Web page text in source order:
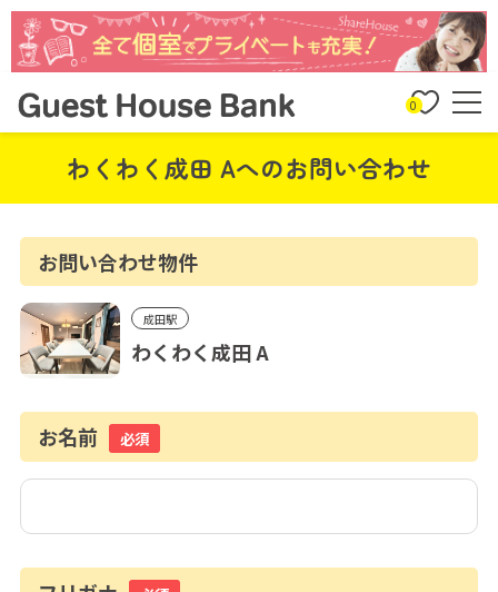
0
わくわく成田 Aへのお問い合わせ
お問い合わせ物件
成田駅
わくわく成田 A
お名前 必須